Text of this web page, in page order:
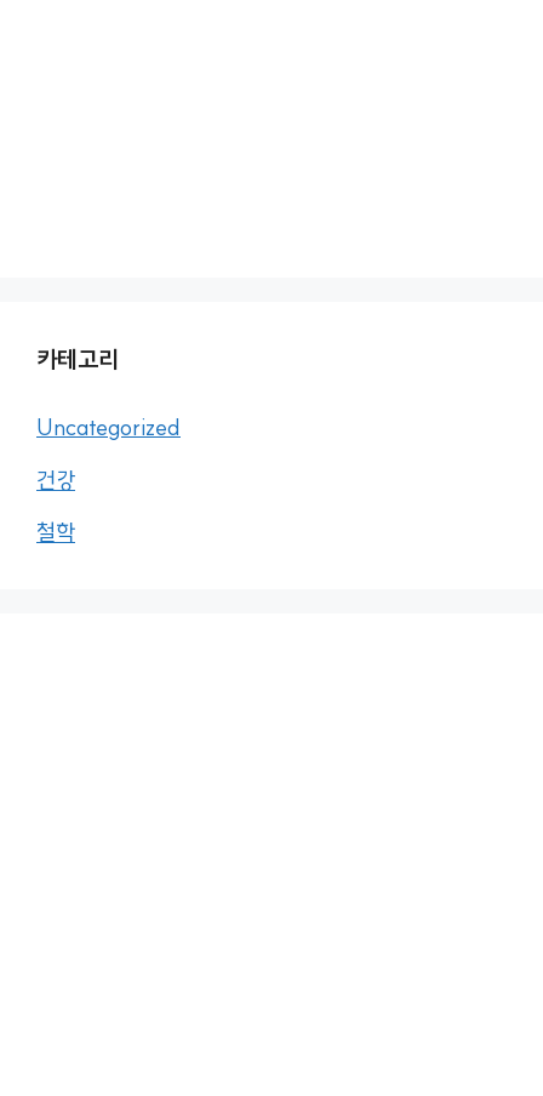
카테고리
Uncategorized
건강
철학